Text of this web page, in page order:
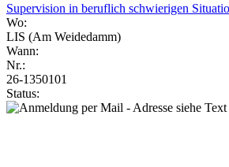
Supervision in beruflich schwierigen
Wo:
LIS (Am Weidedamm)
Wann:
Nr.:
26-1350101
Status: